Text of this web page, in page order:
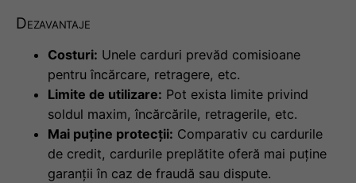
Dezavantaje
Costuri: Unele carduri prevăd comisioane
pentru încărcare, retragere, etc.
Limite de utilizare: Pot exista limite privind
soldul maxim, încărcările, retragerile, etc.
Mai puține protecții: Comparativ cu cardurile
de credit, cardurile preplătite oferă mai puține
garanții în caz de fraudă sau dispute.